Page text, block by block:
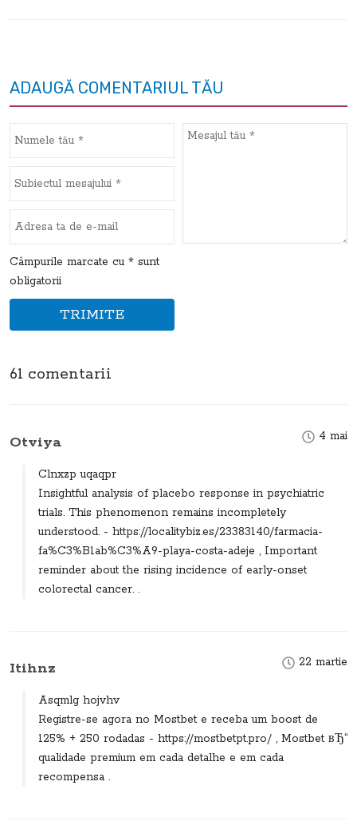
ADAUGĂ COMENTARIUL TĂU
Câmpurile marcate cu * sunt
obligatorii
TRIMITE
61 comentarii
4 mai
Otviya
Clnxzp uqaqpr
Insightful analysis of placebo response in psychiatric
trials. This phenomenon remains incompletely
understood. - https://localitybiz.es/23383140/farmacia-
fa%C3%B1ab%C3%A9-playa-costa-adeje , Important
reminder about the rising incidence of early-onset
colorectal cancer. .
22 martie
Itihnz
Asqmlg hojvhv
Registre-se agora no Mostbet e receba um boost de
125% + 250 rodadas - https://mostbetpt.pro/ , Mostbet вЂ“
qualidade premium em cada detalhe e em cada
recompensa .